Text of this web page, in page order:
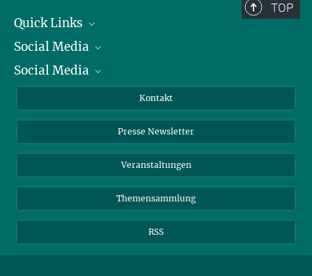
TOP
Quick Links
Präsident
Zahlen und Fakten
Social Media
Bluesky
TikTok
Social Media
Instagram
YouTube
Kontakt
Presse Newsletter
Veranstaltungen
Themensammlung
RSS